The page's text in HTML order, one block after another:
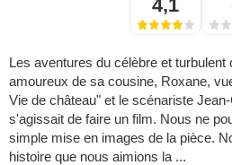
4,1
Les aventures du célèbre et turbulent
amoureux de sa cousine, Roxane,
Vie de château" et le scénariste
s'agissait de faire un film. Nous ne
simple mise en images de la pièce.
histoire que nous aimions la ...